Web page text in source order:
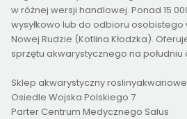
w różnej wersji handlowej. Ponad 15
wysyłkowo lub do odbioru
Nowej Rudzie (Kotlina Kłodzka).
sprzętu akwarystycznego na
Sklep akwarystyczny
Osiedle Wojska Polskiego 7
Parter Centrum Medycznego Salus